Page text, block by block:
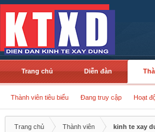
Trang chủ Diễn đàn
Thành viên tiêu biểu Đang truy cập Hoạt
Trang chủ Thành viên kinh te xay